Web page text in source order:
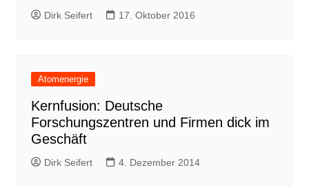
Dirk Seifert 17. Oktober 2016
Atomenergie
Kernfusion: Deutsche
Forschungszentren und Firmen dick im
Geschäft
Dirk Seifert 4. Dezember 2014